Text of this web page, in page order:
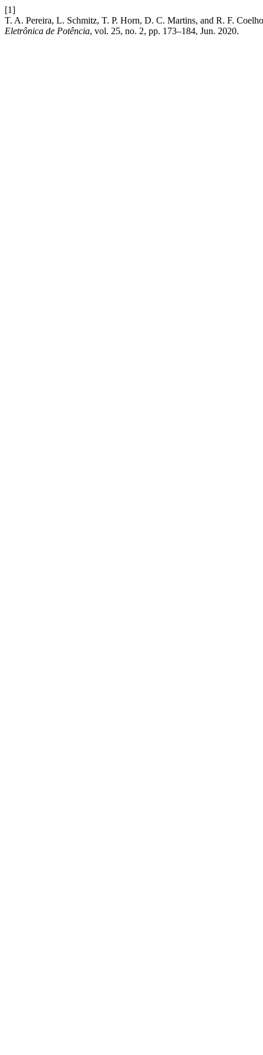
[1]
T. A. Pereira, L. Schmitz, T. P. Horn, D. C. Martins, and R. F.
Eletrônica de Potência, vol. 25, no. 2, pp. 173–184, Jun. 2020.